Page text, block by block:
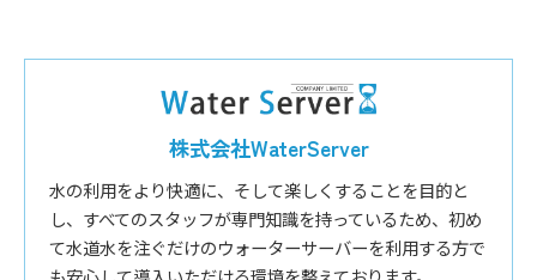
株式会社WaterServer
水の利用をより快適に、そして楽しくすることを目的と
し、すべてのスタッフが専門知識を持っているため、初め
て水道水を注ぐだけのウォーターサーバーを利用する方で